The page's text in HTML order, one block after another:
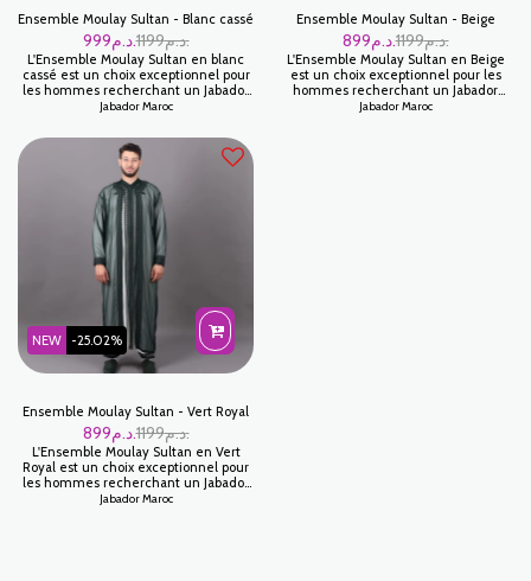
Ensemble Moulay Sultan - Blanc cassé
1199 د.م. 999 د.م.
L'Ensemble Moulay Sultan en blanc
cassé est un choix exceptionnel pour
les hommes recherchant un Jabador
élégant et sophistiqué. Confectionné
haute qualité, cet ensemble offre à la
fois confort et style. Idéal pour les
occasions spéciales ou comme tenue
traditionnelle raffinée, ce Jabador est
un incontournable.
Jabador Maroc
Ensemble Moulay Sultan - Beige
1199 د.م. 899 د.م.
L'Ensemble Moulay Sultan en Beige
est un choix exceptionnel pour les
hommes recherchant un Jabador
élégant et sophistiqué. Confectionné
Jabador Maroc
NEW -25.02%
Ensemble Moulay Sultan - Vert Royal
1199 د.م. 899 د.م.
L'Ensemble Moulay Sultan en Vert
Royal est un choix exceptionnel pour
les hommes recherchant un Jabador
élégant et sophistiqué. Confectionné
Jabador Maroc